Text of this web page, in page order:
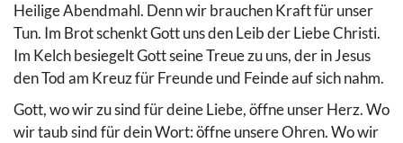
Heilige Abendmahl. Denn wir brauchen Kraft für unser
Tun. Im Brot schenkt Gott uns den Leib der Liebe Christi.
Im Kelch besiegelt Gott seine Treue zu uns, der in Jesus
den Tod am Kreuz für Freunde und Feinde auf sich nahm.
Gott, wo wir zu sind für deine Liebe, öffne unser Herz. Wo
wir taub sind für dein Wort: öffne unsere Ohren. Wo wir